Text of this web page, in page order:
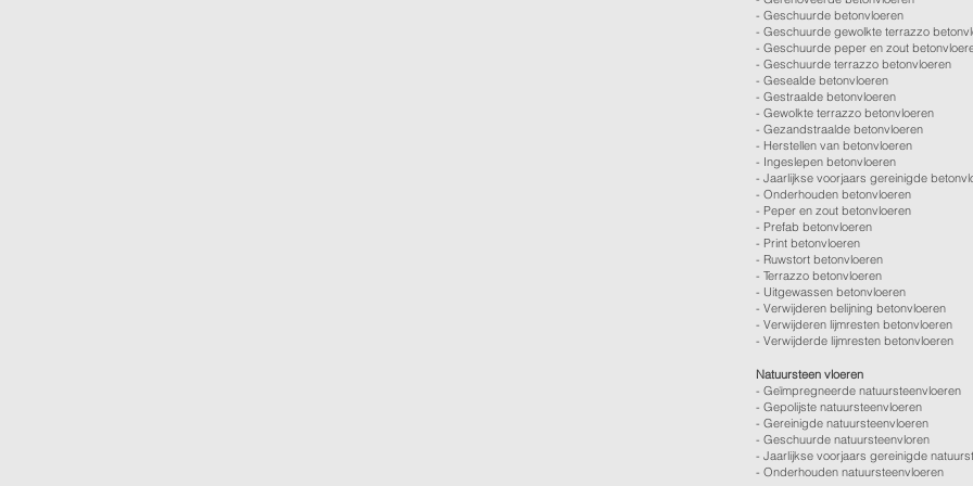
-Geschuurde betonvloeren
-Geschuurde gewolkte terrazzo
-Geschuurde peper en zout
-Geschuurde terrazzo betonvloeren
-Gesealde betonvloeren
-Gestraalde betonvloeren
-Gewolkte terrazzo betonvloeren
-Gezandstraalde betonvloeren
- Herstellen van betonvloeren
- Ingeslepen betonvloeren
-Jaarlijkse voorjaars gereinigde
-Onderhouden betonvloeren
- Peper en zout betonvloeren
- Prefab betonvloeren
- Print betonvloeren
- Ruwstort betonvloeren
-Terrazzo betonvloeren
- Uitgewassen betonvloeren
-Verwijderen belijning betonvloeren
-Verwijderen lijmresten betonvloeren
- Verwijderde lijmresten betonvloeren
Natuursteen vloeren
- Geïmpregneerde natuursteenvloeren
- Gepolijste natuursteenvloeren
- Gereinigde natuursteenvloeren
- Geschuurde natuursteenvloren
- Jaarlijkse voorjaars gereinigde
- Onderhouden natuursteenvloeren